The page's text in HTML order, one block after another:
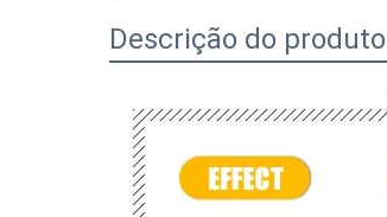
Descrição do produto